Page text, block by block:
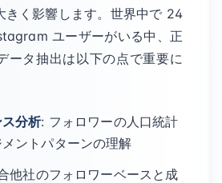
きく影響します。世界中で 24
ユーザーがいる中、正
ータ抽出は以下の点で重要に
分析: フォロワーの人口統計
ントパターンの理解
他社のフォロワーベースと成